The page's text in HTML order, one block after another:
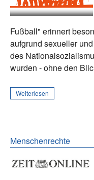
Fußball" erinnert
aufgrund sexueller
des
wurden - ohne den
Weiterlesen
Menschenrechte